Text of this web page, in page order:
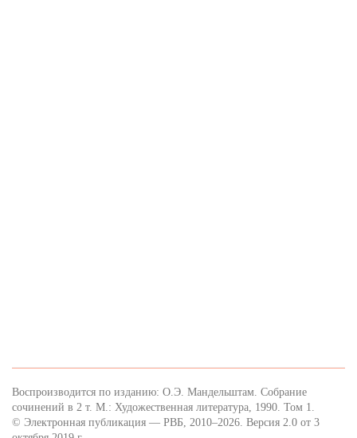
Воспроизводится по изданию: О.Э. Мандельштам. Собрание
сочинений в 2 т. М.: Художественная литература, 1990. Том 1.
© Электронная публикация — РВБ, 2010–2026. Версия 2.0 от 3